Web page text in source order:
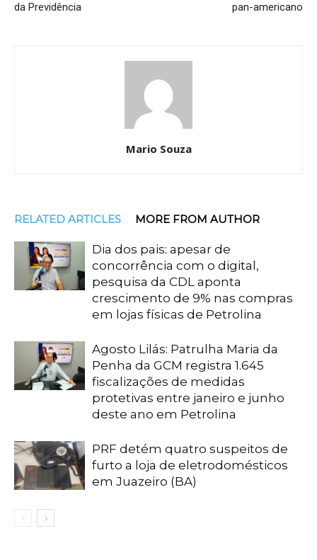
da Previdência
pan-americano
Mario Souza
RELATED ARTICLES MORE FROM AUTHOR
Dia dos pais: apesar de
concorrência com o digital,
pesquisa da CDL aponta
crescimento de 9% nas compras
em lojas físicas de Petrolina
Agosto Lilás: Patrulha Maria da
Penha da GCM registra 1.645
fiscalizações de medidas
protetivas entre janeiro e junho
deste ano em Petrolina
PRF detém quatro suspeitos de
furto a loja de eletrodomésticos
em Juazeiro (BA)